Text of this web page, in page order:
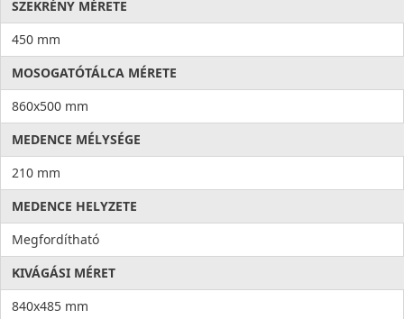
SZEKRÉNY MÉRETE
450 mm
MOSOGATÓTÁLCA MÉRETE
860x500 mm
MEDENCE MÉLYSÉGE
210 mm
MEDENCE HELYZETE
Megfordítható
KIVÁGÁSI MÉRET
840x485 mm